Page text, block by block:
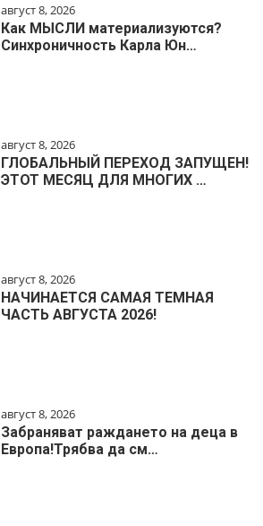
август 8, 2026
Как МЫСЛИ материализуются?
Синхроничность Карла Юн…
август 8, 2026
ГЛОБАЛЬНЫЙ ПЕРЕХОД ЗАПУЩЕН!
ЭТОТ МЕСЯЦ ДЛЯ МНОГИХ …
август 8, 2026
НАЧИНАЕТСЯ САМАЯ ТЕМНАЯ
ЧАСТЬ АВГУСТА 2026!
август 8, 2026
Забраняват раждането на деца в
Европа!Трябва да см…